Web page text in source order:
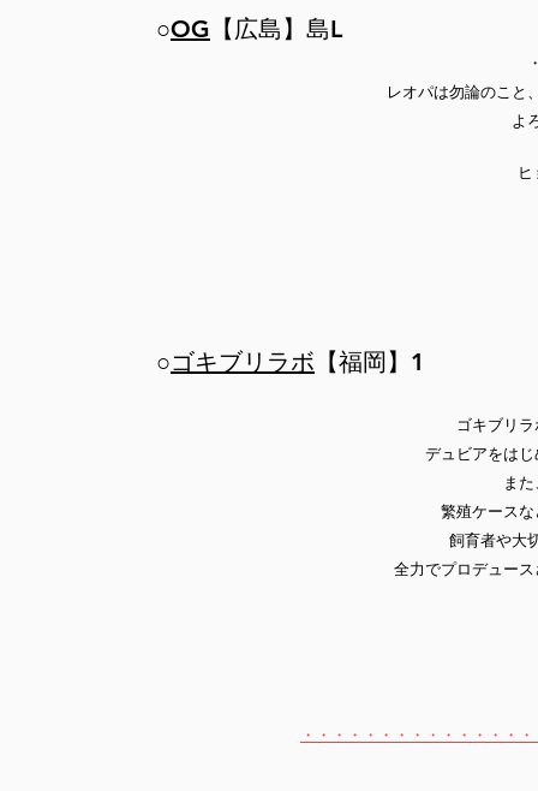
○OG 【広島】島L
レオパは勿論のこと
よ
○ゴキブリラボ 【福岡】1
ゴキブリ
デュビアをは
ま
繁殖ケース
飼育者や大
全力でプロデュー
・・・・・・・・・・・・・・